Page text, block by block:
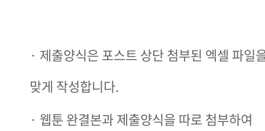
· 제출양식은 포스트 상단 첨부된 엑셀 파일
맞게 작성합니다.
· 웹툰 완결본과 제출양식을 따로 첨부하여